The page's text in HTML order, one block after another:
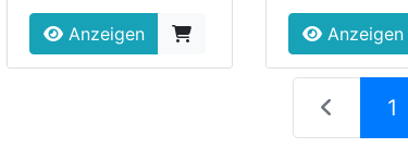
Anzeigen Anzeigen
1